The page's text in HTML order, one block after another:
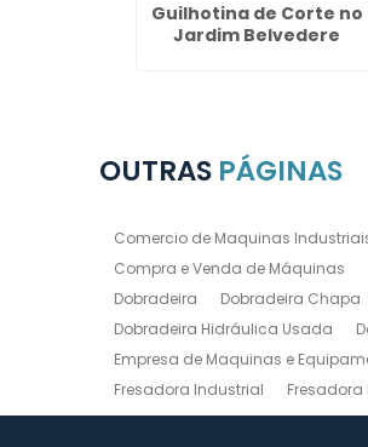
Guilhotina de Corte no
Jardim Belvedere
OUTRAS PÁGINAS
Comercio de Maquinas
Compra e Venda de Máquinas
Dobradeira
Dobradeira Chapa
Dobradeira Hidráulica Usada
Empresa de Maquinas e
Fresadora Industrial
Fresadora
Guilhotina Industrial